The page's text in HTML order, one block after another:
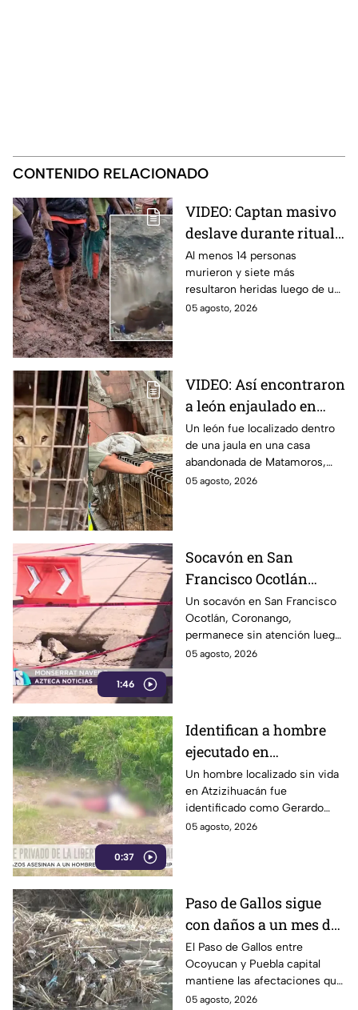
CONTENIDO RELACIONADO
VIDEO: Captan masivo
deslave durante ritual
religioso; dejó 23
peregrinos sin vida en
monasterio de Etiopía
Al menos 14 personas
murieron y siete más
resultaron heridas luego de un
deslave durante un ritual
05 agosto, 2026
VIDEO: Así encontraron
a león enjaulado en
casa abandonada en
Matamoros,
Tamaulipas
Un león fue localizado dentro
de una jaula en una casa
abandonada de Matamoros,
Tamaulipas. El hallazgo
05 agosto, 2026
1:46
Socavón en San
Francisco Ocotlán
permanece abierto tras
lluvias
Un socavón en San Francisco
Ocotlán, Coronango,
permanece sin atención luego
de formarse hace más de 15
05 agosto, 2026
0:37
Identifican a hombre
ejecutado en
Atzizihuacán; fue
privado de la libertad
Un hombre localizado sin vida
en Atzizihuacán fue
identificado como Gerardo
“N”, de 27 años, quien
05 agosto, 2026
Paso de Gallos sigue
con daños a un mes de
afectaciones por
lluvias
El Paso de Gallos entre
Ocoyucan y Puebla capital
mantiene las afectaciones que
dejó el aumento del nivel del
05 agosto, 2026